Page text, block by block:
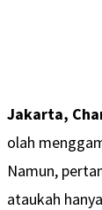
Jakarta,
olah
Namun,
ataukah